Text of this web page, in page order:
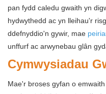
pan fydd caledu gwaith yn
hydwythedd ac yn lleihau'r
ddefnyddio'n gywir, mae
unffurf ac arwynebau glân
Cymwysiadau
Mae'r broses gyfan o